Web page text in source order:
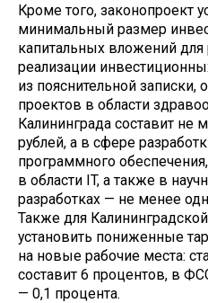
Кроме того, законопроект
минимальный размер
капитальных вложений
реализации
из пояснительной записки,
проектов в области
Калининграда составит не
рублей, а в сфере
программного
в области IT, а также в
разработках — не менее
Также для
установить пониженные
на новые рабочие места:
составит 6 процентов, в
— 0,1 процента.